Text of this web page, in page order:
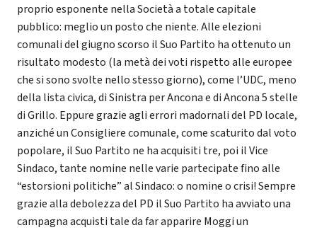
proprio esponente nella Società a totale capitale
pubblico: meglio un posto che niente. Alle elezioni
comunali del giugno scorso il Suo Partito ha ottenuto un
risultato modesto (la metà dei voti rispetto alle europee
che si sono svolte nello stesso giorno), come l’UDC, meno
della lista civica, di Sinistra per Ancona e di Ancona 5 stelle
di Grillo. Eppure grazie agli errori madornali del PD locale,
anziché un Consigliere comunale, come scaturito dal voto
popolare, il Suo Partito ne ha acquisiti tre, poi il Vice
Sindaco, tante nomine nelle varie partecipate fino alle
“estorsioni politiche” al Sindaco: o nomine o crisi! Sempre
grazie alla debolezza del PD il Suo Partito ha avviato una
campagna acquisti tale da far apparire Moggi un